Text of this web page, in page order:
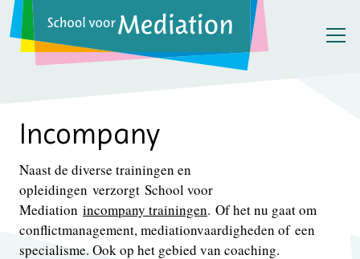
Incompany
Naast de diverse trainingen en
opleidingen verzorgt School voor
Mediation incompany trainingen. Of het nu gaat om
conflictmanagement, mediationvaardigheden of een
specialisme. Ook op het gebied van coaching.